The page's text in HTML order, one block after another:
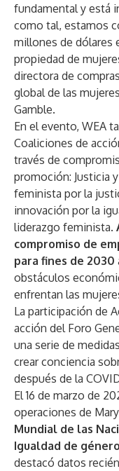
fundamental y está
como tal, estamos
millones de dólares
propiedad de
directora de
global de las
Gamble.
En el evento, WEA
Coaliciones de
través de
promoción: Justicia
feminista por la
innovación por la
liderazgo feminista.
compromiso de
para fines de 2030
obstáculos
enfrentan las
La participación de
acción del Foro
una serie de
crear conciencia
después de la
El 16 de marzo de
operaciones de
Mundial de las
Igualdad de género
destacó datos